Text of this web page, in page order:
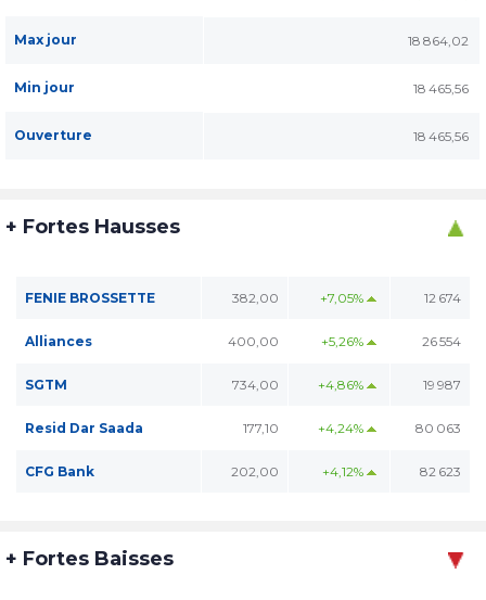
Max jour 18 864,02
Min jour 18 465,56
Ouverture 18 465,56
+ Fortes Hausses
FENIE BROSSETTE 382,00 +7,05% 12 674
Alliances 400,00 +5,26% 26 554
SGTM 734,00 +4,86% 19 987
Resid Dar Saada 177,10 +4,24% 80 063
CFG Bank 202,00 +4,12% 82 623
+ Fortes Baisses